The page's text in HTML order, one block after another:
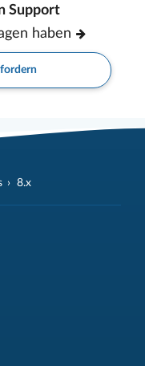
Support
haben
8.x